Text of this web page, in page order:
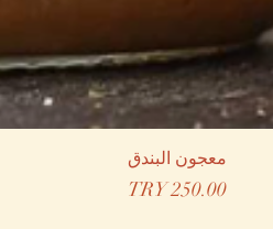
معجون البندق
السعر